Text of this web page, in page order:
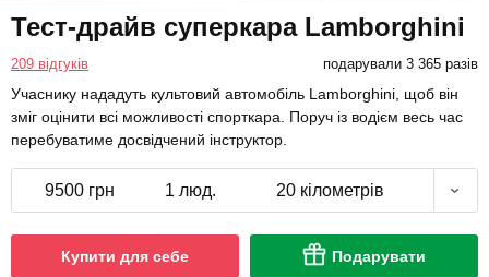
Тест-драйв суперкара Lamborghini
209 відгуків подарували 3 365 разів
Учаснику нададуть культовий автомобіль Lamborghini, щоб він
зміг оцінити всі можливості спорткара. Поруч із водієм весь час
перебуватиме досвідчений інструктор.
9500 грн 1 люд. 20 кілометрів
Купити для себе Подарувати